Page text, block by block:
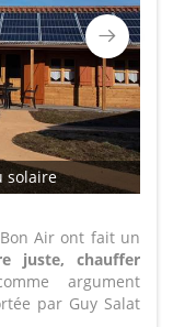
solaire
Air ont fait un
juste, chauffer
argument
par Guy Salat